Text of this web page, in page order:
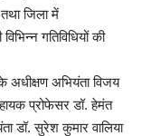
जिला में
गतिविधियों की
अधीक्षण अभियंता विजय
प्रोफेसर डॉ. हेमंत
डॉ. सुरेश कुमार वालिया